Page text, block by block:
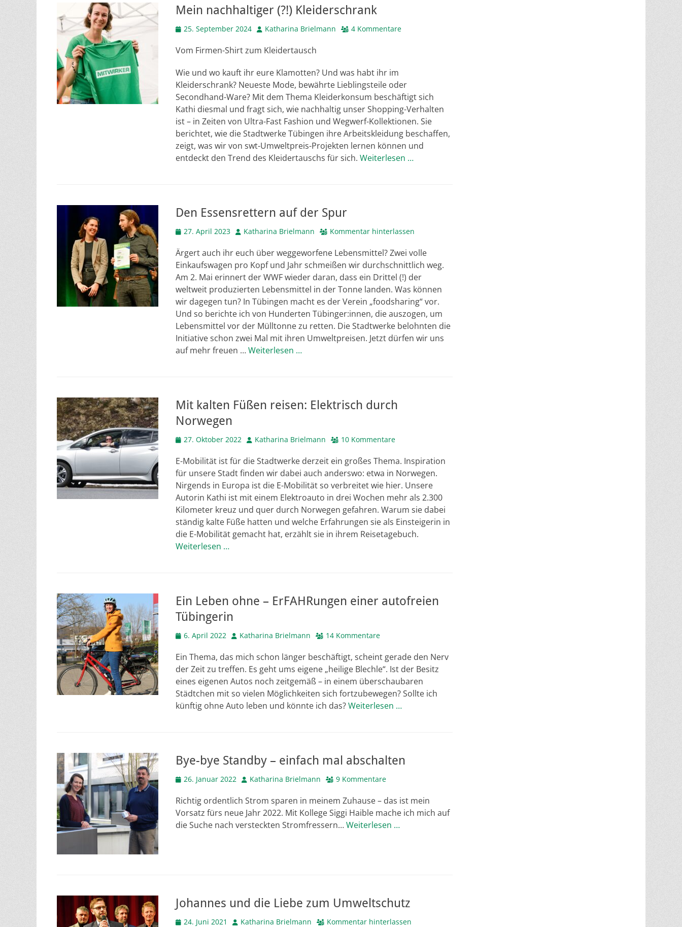
Mein nachhaltiger (?!) Kleiderschrank
Veröffentlicht
25. September 2024 AutorKatharina Brielmann 4 Kommentare
Vom Firmen-Shirt zum Kleidertausch
Wie und wo kauft ihr eure Klamotten? Und was habt ihr im
Kleiderschrank? Neueste Mode, bewährte Lieblingsteile oder
Secondhand-Ware? Mit dem Thema Kleiderkonsum beschäftigt sich
Kathi diesmal und fragt sich, wie nachhaltig unser Shopping-Verhalten
ist – in Zeiten von Ultra-Fast Fashion und Wegwerf-Kollektionen. Sie
berichtet, wie die Stadtwerke Tübingen ihre Arbeitskleidung beschaffen,
zeigt, was wir von swt-Umweltpreis-Projekten lernen können und
entdeckt den Trend des Kleidertauschs für sich. Weiterlesen …
Den Essensrettern auf der Spur
Veröffentlicht
27. April 2023 AutorKatharina Brielmann Kommentar hinterlassen
Ärgert auch ihr euch über weggeworfene Lebensmittel? Zwei volle
Einkaufswagen pro Kopf und Jahr schmeißen wir durchschnittlich weg.
Am 2. Mai erinnert der WWF wieder daran, dass ein Drittel (!) der
weltweit produzierten Lebensmittel in der Tonne landen. Was können
wir dagegen tun? In Tübingen macht es der Verein „foodsharing“ vor.
Und so berichte ich von Hunderten Tübinger:innen, die auszogen, um
Lebensmittel vor der Mülltonne zu retten. Die Stadtwerke belohnten die
Initiative schon zwei Mal mit ihren Umweltpreisen. Jetzt dürfen wir uns
auf mehr freuen …Weiterlesen …
Mit kalten Füßen reisen: Elektrisch durch
Norwegen
Veröffentlicht
27. Oktober 2022 AutorKatharina Brielmann 10 Kommentare
E-Mobilität ist für die Stadtwerke derzeit ein großes Thema. Inspiration
für unsere Stadt finden wir dabei auch anderswo: etwa in Norwegen.
Nirgends in Europa ist die E-Mobilität so verbreitet wie hier. Unsere
Autorin Kathi ist mit einem Elektroauto in drei Wochen mehr als 2.300
Kilometer kreuz und quer durch Norwegen gefahren. Warum sie dabei
ständig kalte Füße hatten und welche Erfahrungen sie als Einsteigerin in
die E-Mobilität gemacht hat, erzählt sie in ihrem Reisetagebuch.
Weiterlesen …
Ein Leben ohne – ErFAHRungen einer autofreien
Tübingerin
Veröffentlicht
6. April 2022 AutorKatharina Brielmann 14 Kommentare
Ein Thema, das mich schon länger beschäftigt, scheint gerade den Nerv
der Zeit zu treffen. Es geht ums eigene „heilige Blechle“. Ist der Besitz
eines eigenen Autos noch zeitgemäß – in einem überschaubaren
Städtchen mit so vielen Möglichkeiten sich fortzubewegen? Sollte ich
künftig ohne Auto leben und könnte ich das?Weiterlesen …
Bye-bye Standby – einfach mal abschalten
Veröffentlicht
26. Januar 2022 AutorKatharina Brielmann 9 Kommentare
Richtig ordentlich Strom sparen in meinem Zuhause – das ist mein
Vorsatz fürs neue Jahr 2022. Mit Kollege Siggi Haible mache ich mich auf
die Suche nach versteckten Stromfressern…Weiterlesen …
Johannes und die Liebe zum Umweltschutz
Veröffentlicht
24. Juni 2021 AutorKatharina Brielmann Kommentar hinterlassen